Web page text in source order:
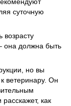
суточную
возрасту
она должна быть
но вы
ветеринару. Он
как